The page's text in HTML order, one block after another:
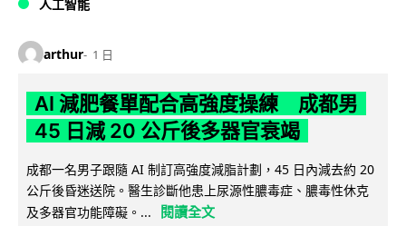
人工智能
arthur 1 日
AI 減肥餐單配合高強度操練 成都男
45 日減 20 公斤後多器官衰竭
成都一名男子跟隨 AI 制訂高強度減脂計劃，45 日內減去約 20
公斤後昏迷送院。醫生診斷他患上尿源性膿毒症、膿毒性休克
及多器官功能障礙。...
閱讀全文